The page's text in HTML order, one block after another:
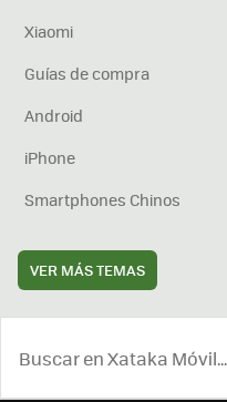
Xiaomi
Guías de compra
Android
iPhone
Smartphones Chinos
VER MÁS TEMAS